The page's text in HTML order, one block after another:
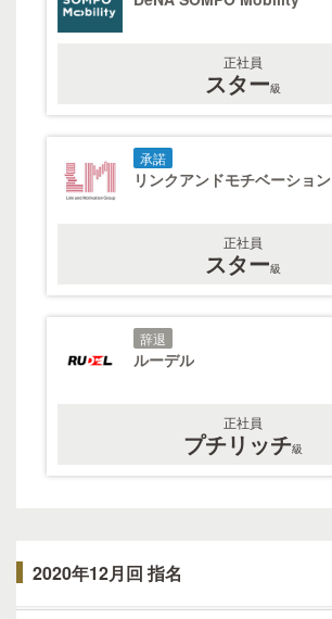
正社員
スター級
承諾
リンクアンドモチベーション
正社員
スター級
辞退
ルーデル
正社員
プチリッチ級
2020年12月回 指名